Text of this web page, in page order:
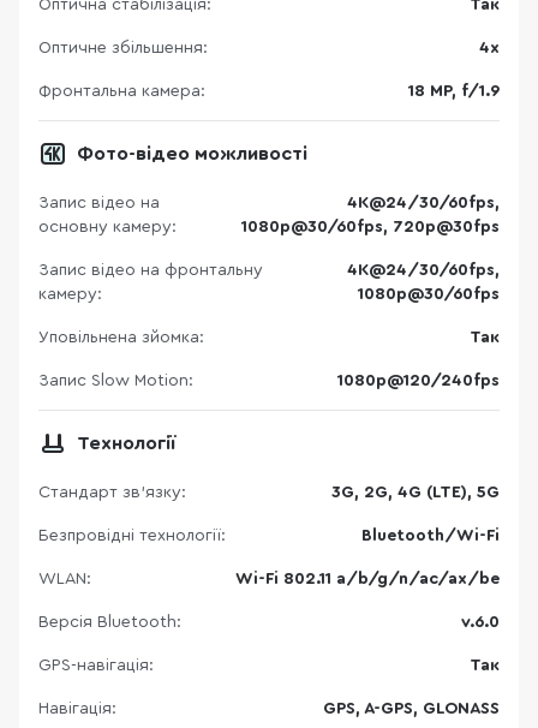
Оптична стабілізація: Так
Оптичне збільшення: 4x
Фронтальна камера: 18 MP, f/1.9
Фото-відео можливості
Запис відео на
основну камеру:
4K@24/30/60fps,
1080p@30/60fps, 720p@30fps
Запис відео на фронтальну
камеру:
4K@24/30/60fps,
1080p@30/60fps
Уповільнена зйомка: Так
Запис Slow Motion: 1080p@120/240fps
Технології
Стандарт зв'язку: 3G, 2G, 4G (LTE), 5G
Безпровідні технології: Bluetooth/Wi-Fi
WLAN: Wi-Fi 802.11 a/b/g/n/ac/ax/be
Версія Bluetooth: v.6.0
GPS-навігація: Так
Навігація: GPS, A-GPS, GLONASS